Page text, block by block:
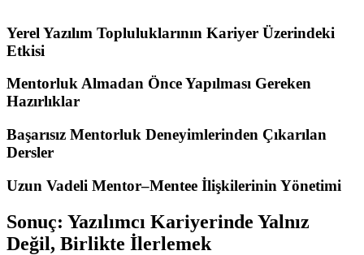
Yerel Yazılım Topluluklarının Kariyer Üzerindeki
Etkisi
Mentorluk Almadan Önce Yapılması Gereken
Hazırlıklar
Başarısız Mentorluk Deneyimlerinden Çıkarılan
Dersler
Uzun Vadeli Mentor–Mentee İlişkilerinin Yönetimi
Sonuç: Yazılımcı Kariyerinde Yalnız
Değil, Birlikte İlerlemek